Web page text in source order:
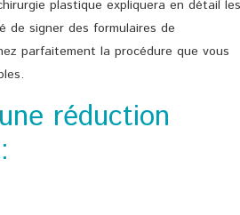
plastique expliquera en détail les
de signer des formulaires de
parfaitement la procédure que vous
réduction